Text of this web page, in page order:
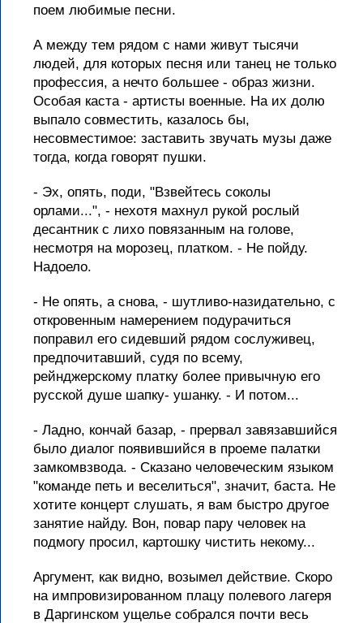
поем любимые песни.
А между тем рядом с нами живут тысячи
людей, для которых песня или танец не только
профессия, а нечто большее - образ жизни.
Особая каста - артисты военные. На их долю
выпало совместить, казалось бы,
несовместимое: заставить звучать музы даже
тогда, когда говорят пушки.
- Эх, опять, поди, "Взвейтесь соколы
орлами...", - нехотя махнул рукой рослый
десантник с лихо повязанным на голове,
несмотря на морозец, платком. - Не пойду.
Надоело.
- Не опять, а снова, - шутливо-назидательно, с
откровенным намерением подурачиться
поправил его сидевший рядом сослуживец,
предпочитавший, судя по всему,
рейнджерскому платку более привычную его
русской душе шапку- ушанку. - И потом...
- Ладно, кончай базар, - прервал завязавшийся
было диалог появившийся в проеме палатки
замкомвзвода. - Сказано человеческим языком
"команде петь и веселиться", значит, баста. Не
хотите концерт слушать, я вам быстро другое
занятие найду. Вон, повар пару человек на
подмогу просил, картошку чистить некому...
Аргумент, как видно, возымел действие. Скоро
на импровизированном плацу полевого лагеря
в Даргинском ущелье собрался почти весь